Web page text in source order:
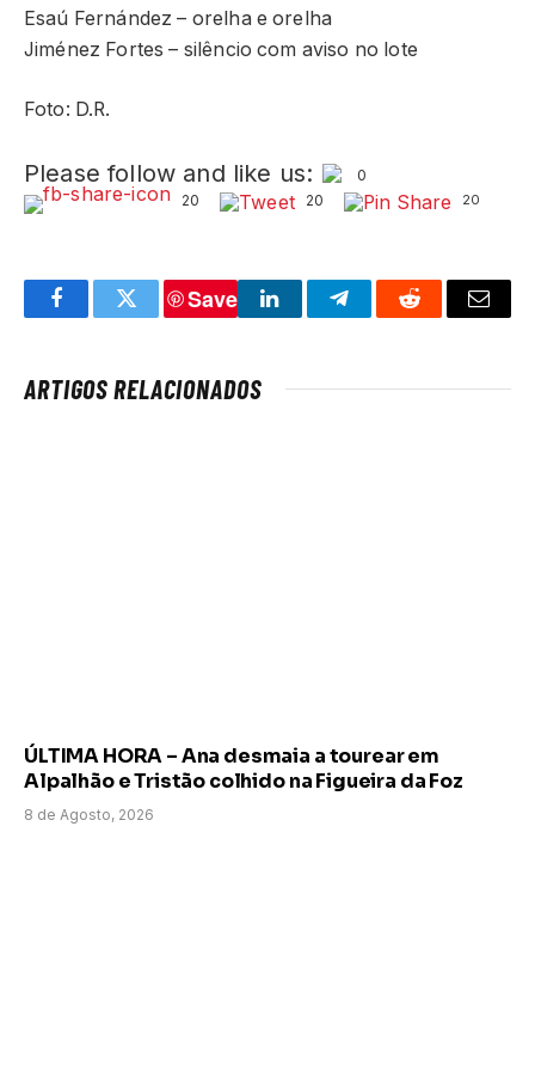
Esaú Fernández – orelha e orelha
Jiménez Fortes – silêncio com aviso no lote
Foto: D.R.
Please follow and like us:
0
20
20 20
FacebookTwitter
Save
LinkedInTelegramReddit Email
ARTIGOS RELACIONADOS
ÚLTIMA HORA – Ana desmaia a tourear em
Alpalhão e Tristão colhido na Figueira da Foz
8 de Agosto, 2026